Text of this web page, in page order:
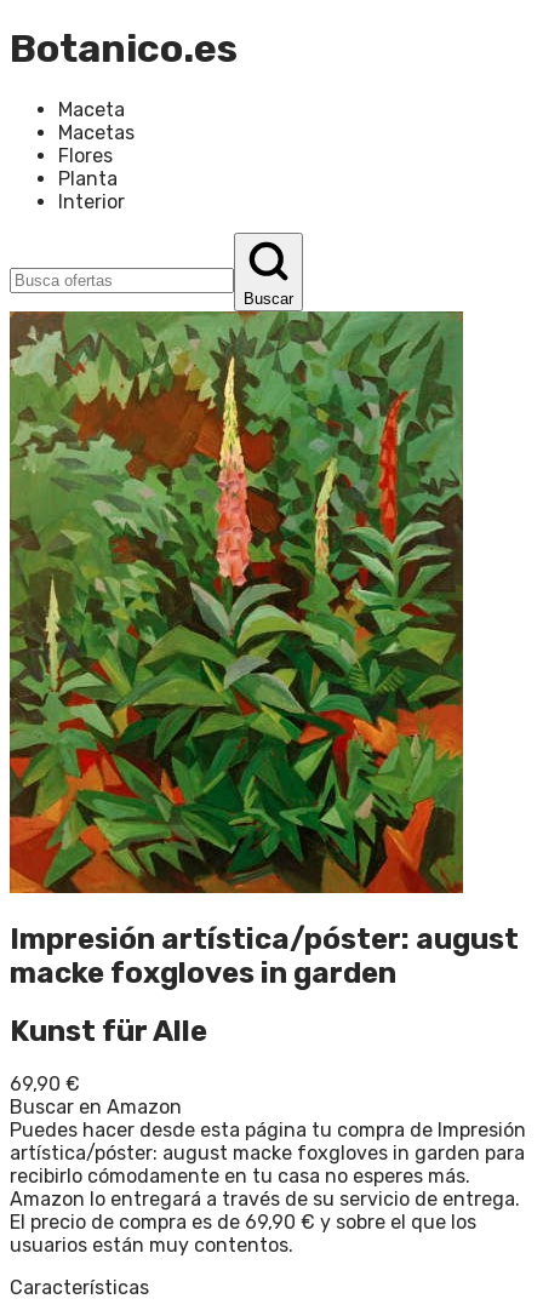
Botanico.es
Maceta
Macetas
Flores
Planta
Interior
Buscar
Impresión artística/póster: august
macke foxgloves in garden
Kunst für Alle
69,90 €
Buscar en Amazon
Puedes hacer desde esta página tu compra de Impresión
artística/póster: august macke foxgloves in garden para
recibirlo cómodamente en tu casa no esperes más.
Amazon lo entregará a través de su servicio de entrega.
El precio de compra es de 69,90 € y sobre el que los
usuarios están muy contentos.
Características